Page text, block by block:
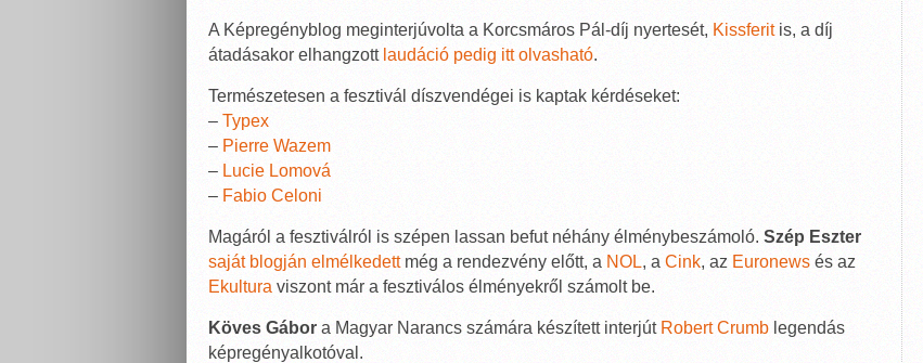
A Képregényblog meginterjúvolta a Korcsmáros Pál-díj nyertesét, Kissferitis, a díj
átadásakor elhangzott laudáció pedig itt olvasható.
Természetesen a fesztivál díszvendégei is kaptak kérdéseket:
– Typex
– Pierre Wazem
– Lucie Lomová
– Fabio Celoni
Magáról a fesztiválról is szépen lassan befut néhány élménybeszámoló. Szép Eszter
saját blogján elmélkedettmég a rendezvény előtt, a NOL, a Cink, az Euronewsés az
Ekultura viszont már a fesztiválos élményekről számolt be.
Köves Gábora Magyar Narancs számára készített interjút Robert Crumblegendás
képregényalkotóval.